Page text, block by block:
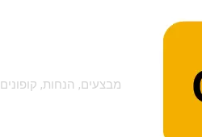
מבצעים, הנחות, קופונים